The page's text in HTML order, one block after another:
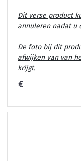
Dit verse product
annuleren nadat u
De foto bij dit
afwijken van van
krijgt.
€